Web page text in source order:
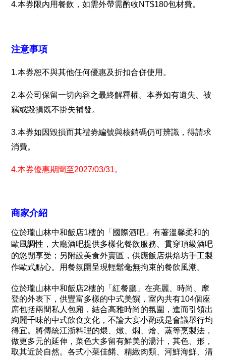
4.本券限內用餐飲，如需外帶需酌收NT$180包材費。
注意事項
1.本券恕不與其他任何優惠及折扣合併使用。
2.本公司保留一切內容之最終解釋權。本券如有遺失、被
竊或毀損既不掛失補發。
3.本券如因毀損而其禮劵編號與核銷碼仍可辨識，得請求
消費。
4.本券優惠期間至2027/03/31。
商家介紹
位於瓏山林中和飯店1樓的「國際酒吧」有著溫馨柔和的
歐風調性，大廳酒吧提供多樣化餐飲服務、貫穿頂級酒吧
的悠閒享受；另附設美食外賣區，供應飯店烘焙坊手工製
作歐式點心。用餐氛圍呈現輕鬆毫無拘束的餐飲風潮。
位於瓏山林中和飯店2樓的「紅餐廳」在亮麗、時尚、摩
登的外表下，供豐富多樣的中式美饌，室內共有104個座
席包括兩間私人包廂，結合高雅時尚的氛圍，進而引領出
絢麗千味的中式飲食文化，不論大宴小酌或是會議舉行均
得宜。將傳統江浙料理的煨、燉、燜、燴、蒸等烹製法，
做更多元的延伸，菜色大多留有鮮美的湯汁，其色、形，
取其近於自然。各式小菜佳餚、精緻肉類、河鮮海鮮、清